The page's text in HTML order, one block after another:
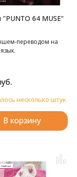
64 MUSE"
переводом на
несколько штук
В корзину